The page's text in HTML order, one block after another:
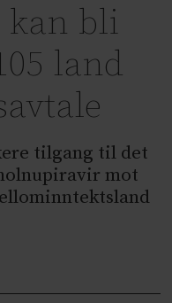
bli
land
tilgang til det
mot